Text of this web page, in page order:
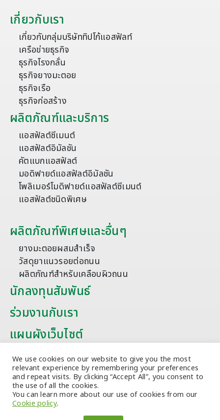
เกี่ยวกับเรา
เกี่ยวกับกลุ่มบริษัททิปโก้แอสฟัลท์
เครือข่ายธุรกิจ
ธุรกิจโรงกลั่น
ธุรกิจยางมะตอย
ธุรกิจเรือ
ธุรกิจก่อสร้าง
ผลิตภัณฑ์และบริการ
แอสฟัลต์ซีเมนต์
แอสฟัลต์อิมัลชัน
คัตแบกแอสฟัลต์
มอดิฟายด์แอสฟัลต์อิมัลชัน
โพลิเมอร์โมดิฟายด์แอสฟัลต์ซีเมนต์
แอสฟัลต์ชนิดพิเศษ
ผลิตภัณฑ์พิเศษและอื่นๆ
ยางมะตอยผสมสำเร็จ
วัสดุยาแนวรอยต่อถนน
ผลิตภัณฑ์สำหรับเคลือบผิวถนน
นักลงทุนสัมพันธ์
ร่วมงานกับเรา
แผนผังเว็บไซต์
บทความ
We use cookies on our website to give you the most
relevant experience by remembering your preferences
and repeat visits. By clicking “Accept All”, you consent to
the use of all the cookies.
You can learn more about our use of cookies from our
Cookie policy.